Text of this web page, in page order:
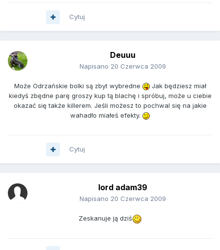
Cytuj
Deuuu
Napisano 20 Czerwca 2009
Może Odrzańskie bolki są zbyt wybredne
Jak będziesz miał
kiedyś zbędne parę groszy kup tą blachę i spróbuj, może u ciebie
okazać się także killerem. Jeśli możesz to pochwal się na jakie
wahadło miałeś efekty.
Cytuj
lord adam39
Napisano 20 Czerwca 2009
Zeskanuje ją dziś